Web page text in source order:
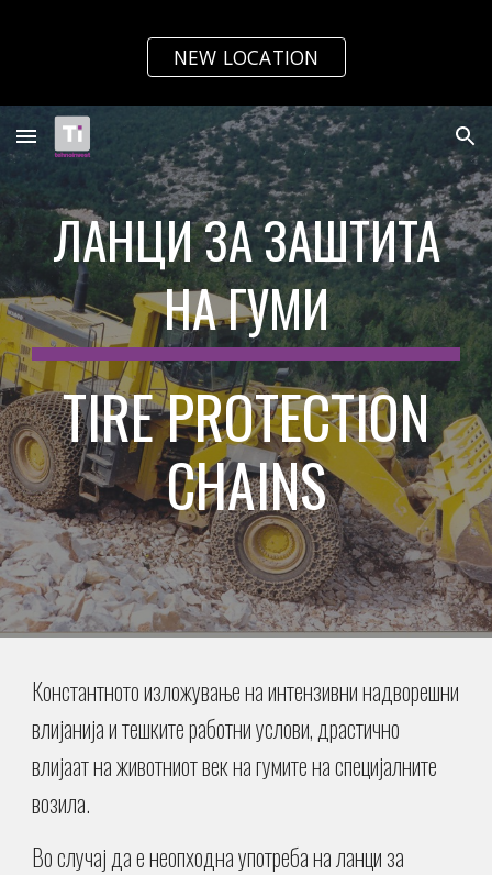
Skip to main content Skip to navigation
NEW LOCATION
ЛАНЦИ ЗА ЗАШТИТА
НА ГУМИ
TIRE PROTECTION
CHAINS
Константното изложување на интензивни надворешни
влијанија и тешките работни услови, драстично
влијаат на животниот век на гумите на специјалните
возила.
Во случај да е неопходна употреба на ланци за